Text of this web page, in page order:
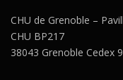
CHU de Grenoble –
CHU BP217
38043 Grenoble Cedex 9